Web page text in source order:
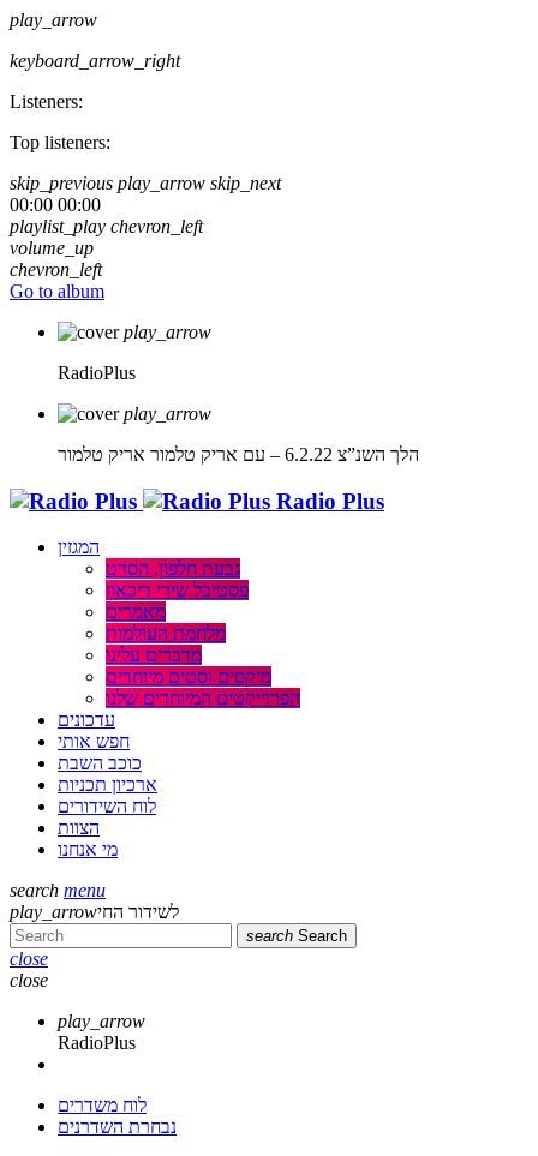
play_arrow
keyboard_arrow_right
Listeners:
Top listeners:
skip_previous play_arrow skip_next
00:00 00:00
playlist_play chevron_left
volume_up
chevron_left
Go to album
play_arrow
RadioPlus
play_arrow
הלך השנ”צ 6.2.22 – עם אריק טלמור
אריק טלמור
Radio Plus
המגזין
גבעת חלפון, הסרט
פסטיבל שירי דיכאון
מאמרים
מלחמת העולמות
מדברים עלינו
מיקסים וסטים מיוחדים
הפרוייקטים המיוחדים שלנו
עדכונים
חפש אותי
כוכב השבת
ארכיון תכניות
לוח השידורים
הצוות
מי אנחנו
search menu
play_arrowלשידור החי
search Search
close
close
play_arrow
RadioPlus
לוח משדרים
נבחרת השדרנים